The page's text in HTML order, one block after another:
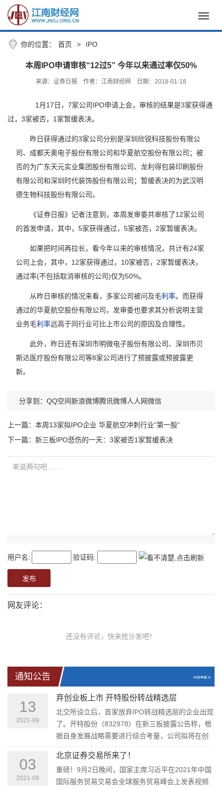
你的位置： 首页 > IPO
本周IPO申请审核“12过5” 今年以来通过率仅50%
来源：证券日报 作者：江南财经网 日期：2018-01-18
1月17日，7家公司IPO申请上会，审核的结果是3家获得通
过，3家被否，1家暂缓表决。
昨日获得通过的3家公司分别是深圳欣锐科技股份有限公
司、成都天奥电子股份有限公司和华夏航空股份有限公司；被
否的为广东天元实业集团股份有限公司、龙利得包装印刷股份
有限公司和深圳时代装饰股份有限公司；暂缓表决的为武汉明
德生物科技股份有限公司。
《证券日报》记者注意到，本周发审委共审核了12家公司
的首发申请，其中，5家获得通过，5家被否，2家暂缓表决。
如果把时间再拉长，看今年以来的审核情况，共计有24家
公司上会，其中，12家获得通过，10家被否，2家暂缓表决，
通过率(不包括取消审核的公司)仅为50%。
从昨日审核的情况来看，多家公司被问及毛利率。而获得
通过的华夏航空股份有限公司，发审委也要求其分析说明主营
业务毛利率远高于同行业可比上市公司的原因及合理性。
此外，昨日还有深圳市明微电子股份有限公司、深圳市贝
斯达医疗股份有限公司等8家公司进行了预披露或预披露更
新。
分享到： QQ空间新浪微博腾讯微博人人网微信
上一篇： 本周13家拟IPO企业 华夏航空冲刺行业”第一股”
下一篇： 新三板IPO悲伤的一天：3家被否1家暂缓表决
用户名: 验证码:
网友评论：
还没有评论，快来抢沙发吧！
通知公告
13
2021-09
弃创业板上市 开特股份转战精选层
北交所设立后，首家放弃IPO转战精选层的企业出现
了。开特股份（832978）在新三板披露公告称，根
据自身发展战略需要进行综合考量，公司拟将在创
03
2021-09
北京证券交易所来了！
重磅！9月2日晚间，国家主席习近平在2021年中国
国际服务贸易交易会全球服务贸易峰会上发表视频